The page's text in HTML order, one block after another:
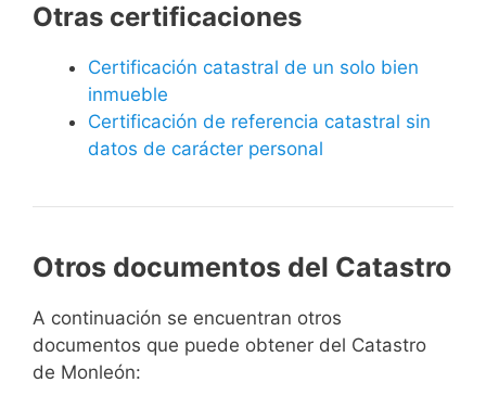
Otras certificaciones
Certificación catastral de un solo bien
inmueble
Certificación de referencia catastral sin
datos de carácter personal
Otros documentos del Catastro
A continuación se encuentran otros
documentos que puede obtener del Catastro
de Monleón: